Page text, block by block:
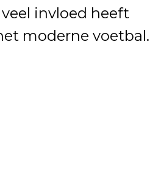
invloed heeft
moderne voetbal.